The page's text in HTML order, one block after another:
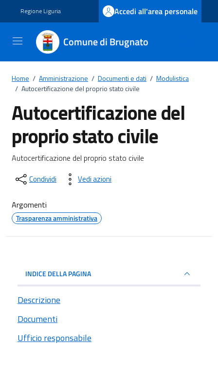
Regione Liguria Accedi all'area personale
Comune di Brugnato
Home / Amministrazione / Documenti e dati / Modulistica
/ Autocertificazione del proprio stato civile
Autocertificazione del
proprio stato civile
Dettagli del documento
Autocertificazione del proprio stato civile
Condividi Vedi azioni
Argomenti
Trasparenza amministrativa
INDICE DELLA PAGINA
Descrizione
Documenti
Ufficio responsabile